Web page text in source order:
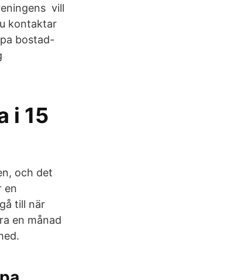
vill
kontaktar
bostad-
i 15
och det
en
till när
en månad